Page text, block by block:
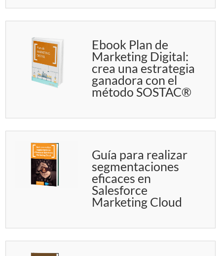
Ebook Plan de
Marketing Digital:
crea una estrategia
ganadora con el
método SOSTAC®
Guía para realizar
segmentaciones
eficaces en
Salesforce
Marketing Cloud